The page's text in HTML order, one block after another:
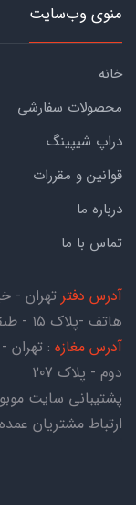
منوی وب‌سایت
خانه
محصولات سفارشی
دراپ شیپینگ
قوانین و مقررات
درباره ما
تماس با ما
آدرس دفتر تهران -
هاتف -پلاک ۱۵ - طبقه اول - واحد ۱
آدرس مغازه : تهران
دوم - پلاک 207
پشتیبانی سایت
ارتباط مشتریان عمده :